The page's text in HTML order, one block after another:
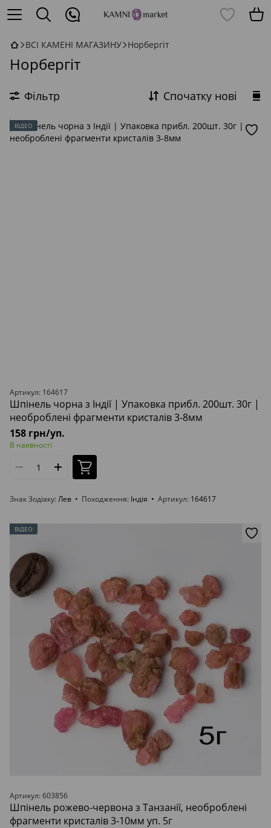
ВСІ КАМЕНІ МАГАЗИНУ Норбергіт
Норбергіт
Фільтр Спочатку нові
ВІДЕО
Артикул: 164617
Шпінель чорна з Індії | Упаковка прибл. 200шт. 30г |
необроблені фрагменти кристалів 3-8мм
158 грн/уп.
В наявності
Знак Зодіаку Лев Походження Індія Артикул 164617
ВІДЕО
Артикул: 603856
Шпінель рожево-червона з Танзанії, необроблені
фрагменти кристалів 3-10мм уп. 5г